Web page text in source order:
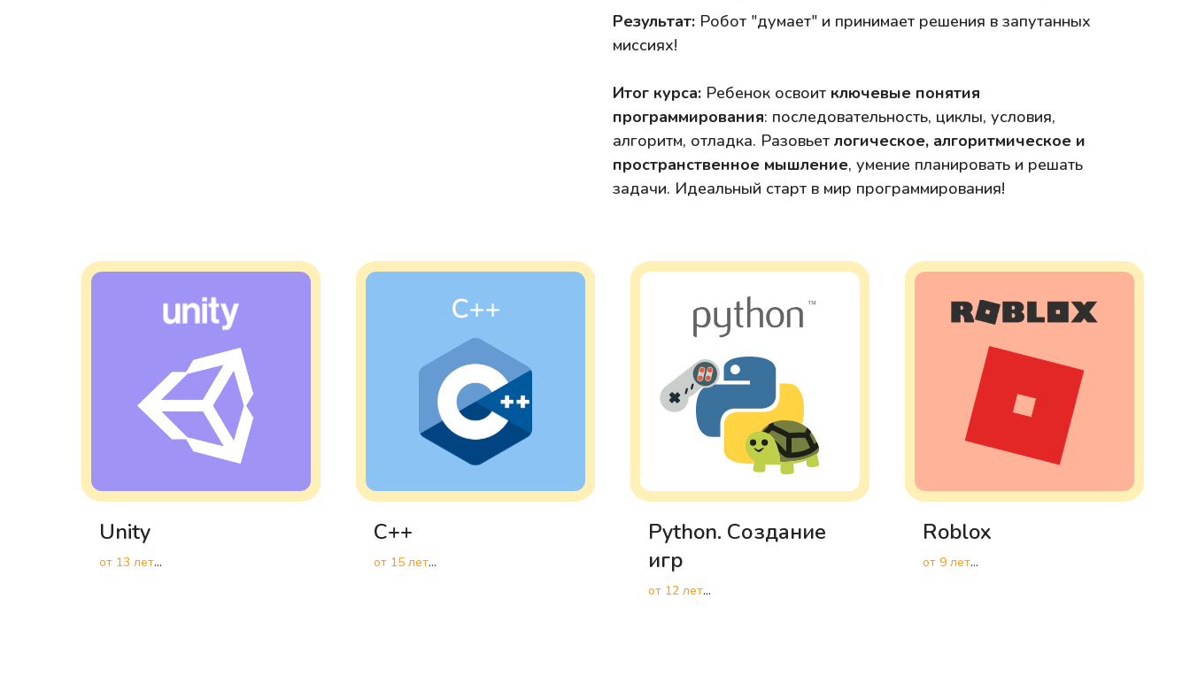
Результат: Робот "думает" и принимает решения в запутанных
миссиях!
Итог курса: Ребенок освоит ключевые понятия
программирования: последовательность, циклы, условия,
алгоритм, отладка. Разовьет логическое, алгоритмическое и
пространственное мышление, умение планировать и решать
задачи. Идеальный старт в мир программирования!
Unity
от 13 лет
C++
от 15 лет
Python. Создание
игр
от 12 лет
Roblox
от 9 лет